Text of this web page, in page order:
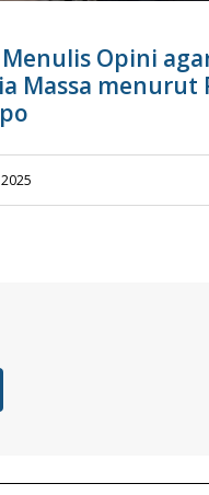
Opini
Massa menurut